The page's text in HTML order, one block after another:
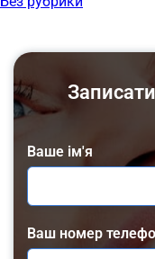
Ваше ім'я
Ваш номер